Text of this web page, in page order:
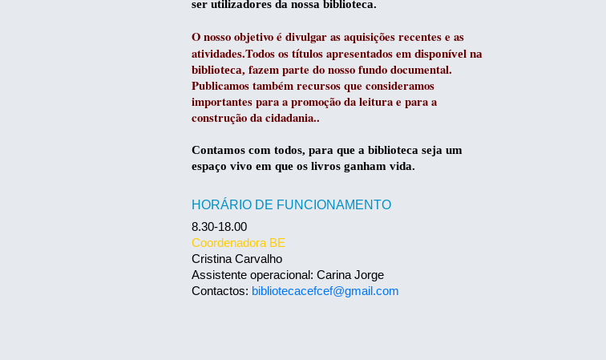
ser utilizadores da nossa biblioteca.
O nosso objetivo é divulgar as aquisições recentes e as
atividades.Todos os títulos apresentados em disponível na
biblioteca, fazem parte do nosso fundo documental.
Publicamos também recursos que consideramos
importantes para a promoção da leitura e para a
construção da cidadania..
Contamos com todos, para que a biblioteca seja um
espaço vivo em que os livros ganham vida.
HORÁRIO DE FUNCIONAMENTO
8.30-18.00
Coordenadora BE
Cristina Carvalho
Assistente operacional: Carina Jorge
Contactos: bibliotecacefcef@gmail.com